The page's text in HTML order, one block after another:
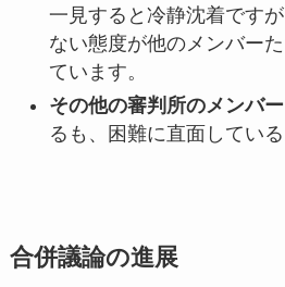
一見すると冷静沈着です
ない態度が他のメンバー
ています。
その他の審判所のメンバー
るも、困難に直面している
合併議論の進展